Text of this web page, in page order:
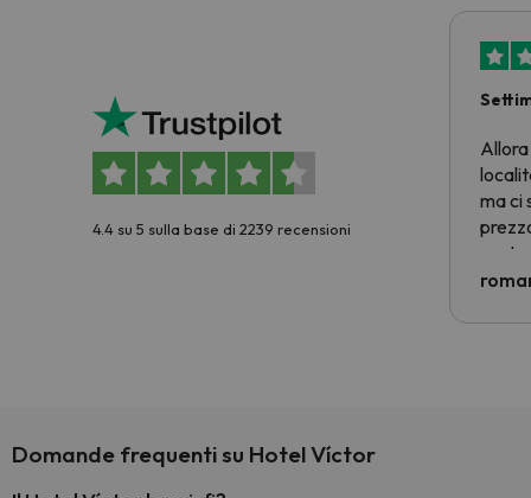
4.4 su 5 sulla base di 2239 recensioni
Allora
ma ci
Domande frequenti su Hotel Víctor